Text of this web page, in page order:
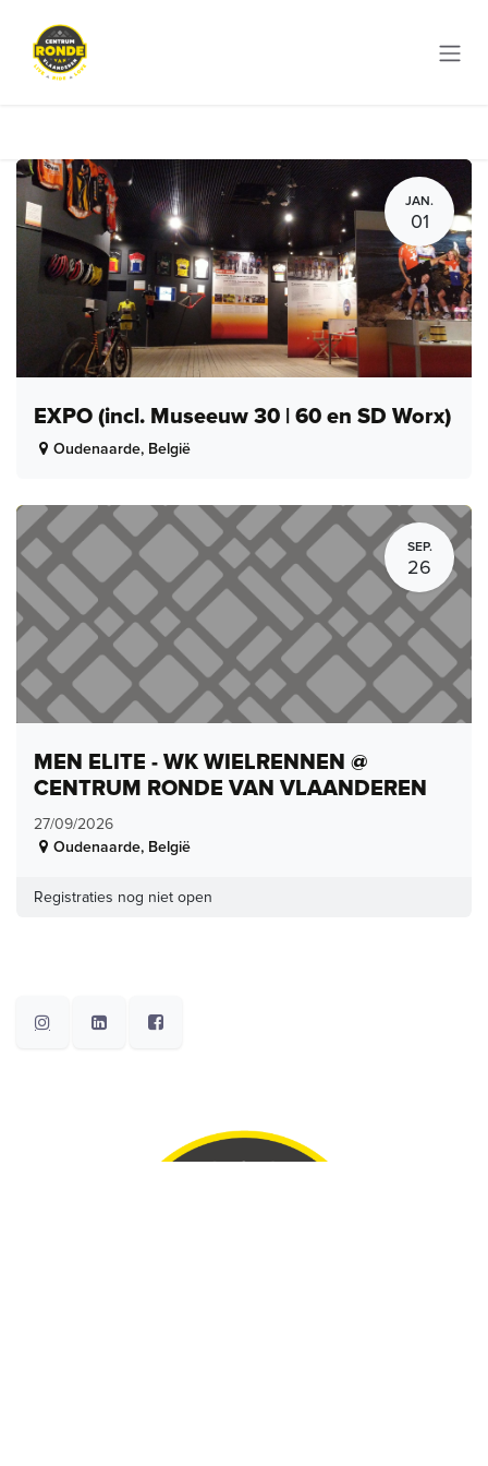
JAN.
01
EXPO (incl. Museeuw 30 | 60 en SD Worx)
Oudenaarde, België
SEP.
26
MEN ELITE - WK WIELRENNEN @
CENTRUM RONDE VAN VLAANDEREN
27/09/2026
Oudenaarde, België
Registraties nog niet open